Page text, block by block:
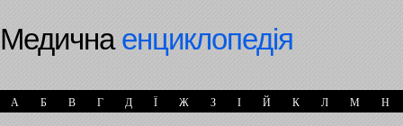
Медичнаенциклопедія
А Б В Г Д Ї Ж З І Й К Л М Н